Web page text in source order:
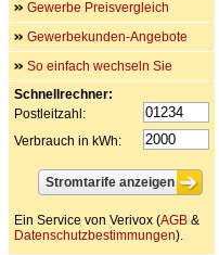
Gewerbe Preisvergleich
Gewerbekunden-Angebote
So einfach wechseln Sie
Schnellrechner:
Postleitzahl:
Verbrauch in kWh:
Ein Service von Verivox (AGB &
Datenschutzbestimmungen).